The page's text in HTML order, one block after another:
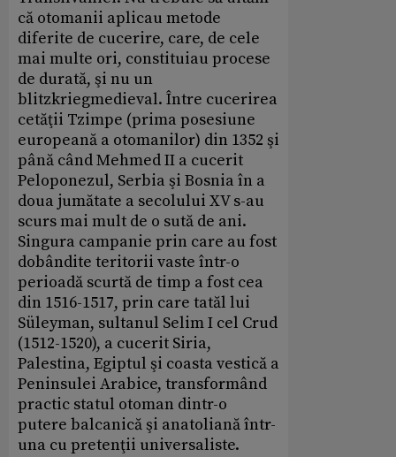
că otomanii aplicau metode
diferite de cucerire, care, de cele
mai multe ori, constituiau procese
de durată, şi nu un
blitzkriegmedieval. Între cucerirea
cetăţii Tzimpe (prima posesiune
europeană a otomanilor) din 1352 şi
până când Mehmed II a cucerit
Peloponezul, Serbia şi Bosnia în a
doua jumătate a secolului XV s-au
scurs mai mult de o sută de ani.
Singura campanie prin care au fost
dobândite teritorii vaste într-o
perioadă scurtă de timp a fost cea
din 1516-1517, prin care tatăl lui
Süleyman, sultanul Selim I cel Crud
(1512-1520), a cucerit Siria,
Palestina, Egiptul şi coasta vestică a
Peninsulei Arabice, transformând
practic statul otoman dintr-o
putere balcanică şi anatoliană într-
una cu pretenţii universaliste.